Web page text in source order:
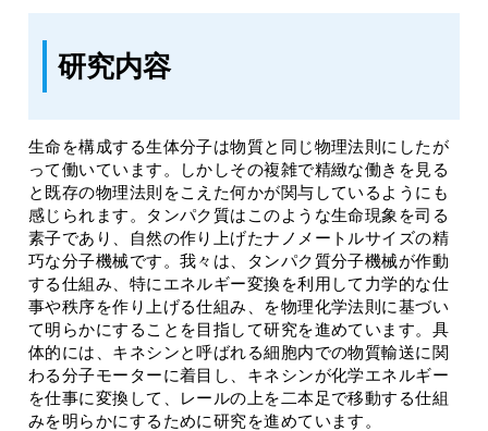
研究内容
生命を構成する生体分子は物質と同じ物理法則にしたが
って働いています。しかしその複雑で精緻な働きを見る
と既存の物理法則をこえた何かが関与しているようにも
感じられます。タンパク質はこのような生命現象を司る
素子であり、自然の作り上げたナノメートルサイズの精
巧な分子機械です。我々は、タンパク質分子機械が作動
する仕組み、特にエネルギー変換を利用して力学的な仕
事や秩序を作り上げる仕組み、を物理化学法則に基づい
て明らかにすることを目指して研究を進めています。具
体的には、キネシンと呼ばれる細胞内での物質輸送に関
わる分子モーターに着目し、キネシンが化学エネルギー
を仕事に変換して、レールの上を二本足で移動する仕組
みを明らかにするために研究を進めています。